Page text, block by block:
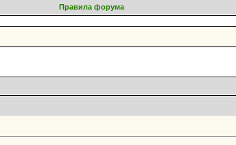
Правила форума